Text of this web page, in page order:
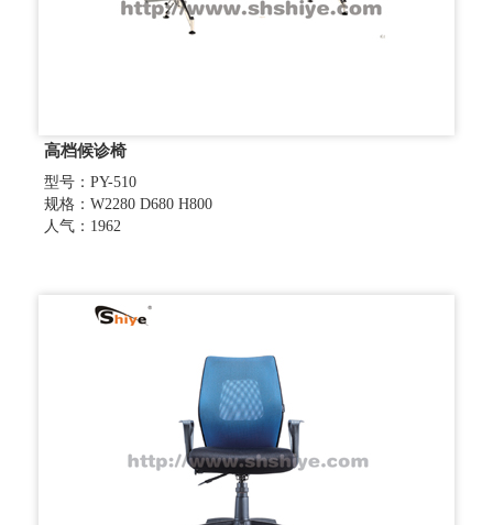
高档候诊椅
型号：PY-510
规格：W2280 D680 H800
人气：1962